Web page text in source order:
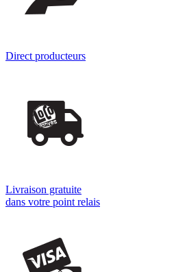
Direct producteurs
Livraison gratuite
dans votre point relais